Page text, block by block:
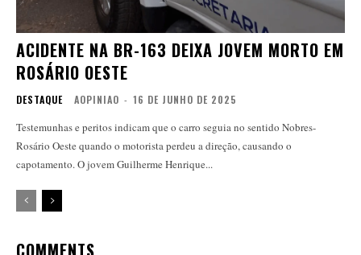
ACIDENTE NA BR-163 DEIXA JOVEM MORTO EM
ROSÁRIO OESTE
DESTAQUE AOPINIAO - 16 DE JUNHO DE 2025
Testemunhas e peritos indicam que o carro seguia no sentido Nobres-
Rosário Oeste quando o motorista perdeu a direção, causando o
capotamento. O jovem Guilherme Henrique...